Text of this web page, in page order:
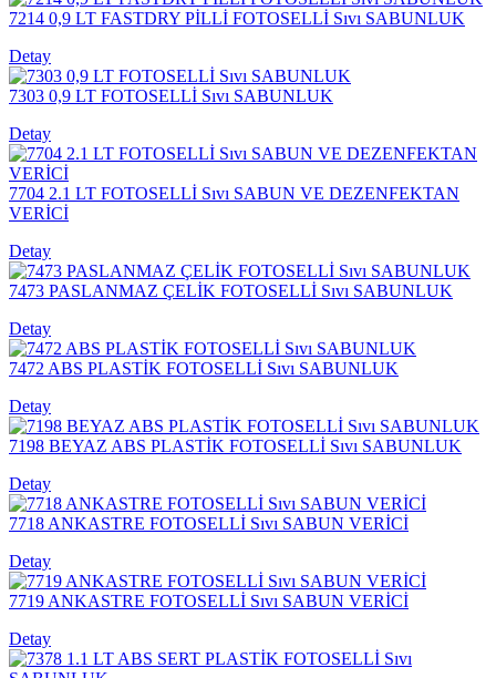
7214 0,9 LT FASTDRY PİLLİ FOTOSELLİ Sıvı SABUNLUK
Detay
7303 0,9 LT FOTOSELLİ Sıvı SABUNLUK
Detay
7704 2.1 LT FOTOSELLİ Sıvı SABUN VE DEZENFEKTAN
VERİCİ
Detay
7473 PASLANMAZ ÇELİK FOTOSELLİ Sıvı SABUNLUK
Detay
7472 ABS PLASTİK FOTOSELLİ Sıvı SABUNLUK
Detay
7198 BEYAZ ABS PLASTİK FOTOSELLİ Sıvı SABUNLUK
Detay
7718 ANKASTRE FOTOSELLİ Sıvı SABUN VERİCİ
Detay
7719 ANKASTRE FOTOSELLİ Sıvı SABUN VERİCİ
Detay